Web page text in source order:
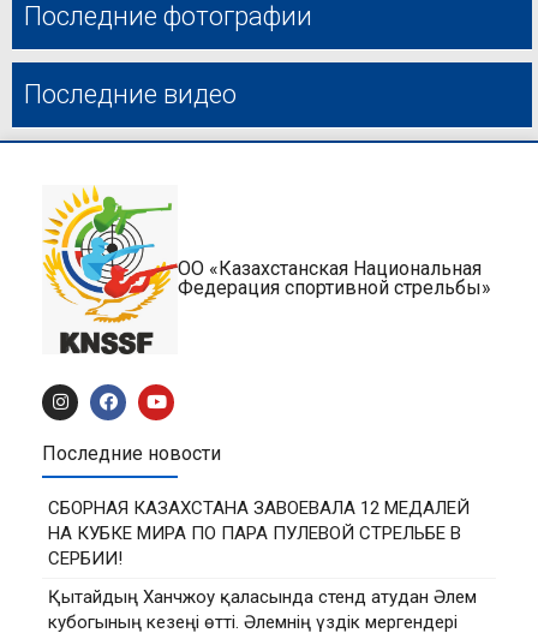
Последние фотографии
Последние видео
ОО «Казахстанская Национальная
Федерация спортивной стрельбы»
Последние новости
СБОРНАЯ КАЗАХСТАНА ЗАВОЕВАЛА 12 МЕДАЛЕЙ
НА КУБКЕ МИРА ПО ПАРА ПУЛЕВОЙ СТРЕЛЬБЕ В
СЕРБИИ!
Қытайдың Ханчжоу қаласында стенд атудан Әлем
кубогының кезеңі өтті. Әлемнің үздік мергендері